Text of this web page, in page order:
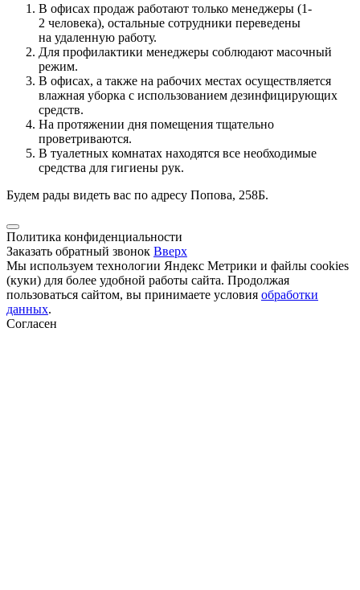
В офисах продаж работают только менеджеры (1-
2 человека), остальные сотрудники переведены
на удаленную работу.
Для профилактики менеджеры соблюдают масочный
режим.
В офисах, а также на рабочих местах осуществляется
влажная уборка с использованием дезинфицирующих
средств.
На протяжении дня помещения тщательно
проветриваются.
В туалетных комнатах находятся все необходимые
средства для гигиены рук.
Будем рады видеть вас по адресу Попова, 258Б.
Политика конфиденциальности
Заказать обратный звонок Вверх
Мы используем технологии Яндекс Метрики и файлы cookies
(куки) для более удобной работы сайта. Продолжая
пользоваться сайтом, вы принимаете условия обработки
данных.
Согласен